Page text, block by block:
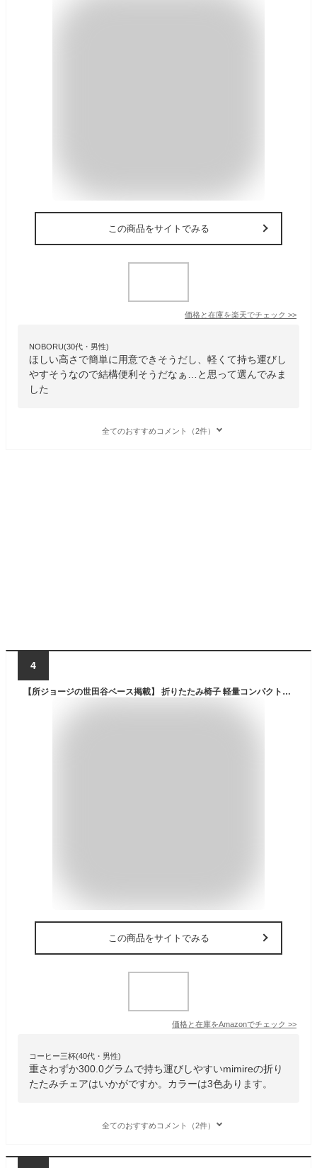
この商品をサイトでみる
価格と在庫を楽天でチェック >>
NOBORU(30代・男性)
ほしい高さで簡単に用意できそうだし、軽くて持ち運びし
やすそうなので結構便利そうだなぁ…と思って選んでみま
した
全てのおすすめコメント（2件）
4
【所ジョージの世田谷ベース掲載】 折りたたみ椅子 軽量コンパクトチェア 持ち運び ［超軽300g×スマホ2台分のポケットサイズ] (1, ブラック 1つ入り)
この商品をサイトでみる
価格と在庫をAmazonでチェック >>
コーヒー三杯(40代・男性)
重さわずか300.0グラムで持ち運びしやすいmimireの折り
たたみチェアはいかがですか。カラーは3色あります。
全てのおすすめコメント（2件）